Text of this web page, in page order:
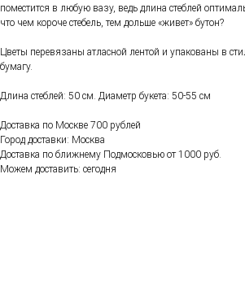
поместится в любую вазу, ведь длина стеблей
что чем короче стебель, тем дольше «живет» бутон?
Цветы перевязаны атласной лентой и упакованы в
бумагу.
Длина стеблей: 50 см. Диаметр букета: 50-55 см
Доставка по Москве 700 рублей
Город доставки: Москва
Доставка по ближнему Подмосковью от 1000 руб.
Можем доставить: сегодня